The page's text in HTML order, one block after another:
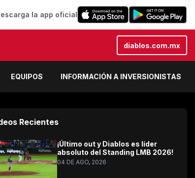
la app oficial
diablos.com.mx
EQUIPOS INFORMACIÓN A INVERSIONISTAS
Recientes
¡Último out y Diablos es líder
absoluto del Standing LMB 2026!
04 DE AGO, 2026